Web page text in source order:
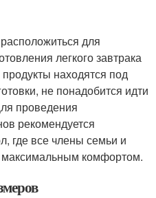
для
легкого завтрака
находятся под
не понадобится идти
проведения
рекомендуется
где все члены семьи и
максимальным комфортом.